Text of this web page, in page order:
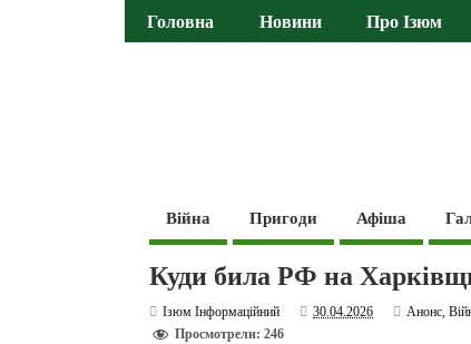
Головна Новини Про Ізюм
Війна Пригоди Афіша
Куди била РФ на
Ізюм Інформаційний 30.04.2026 Анонс,
Просмотрели: 246